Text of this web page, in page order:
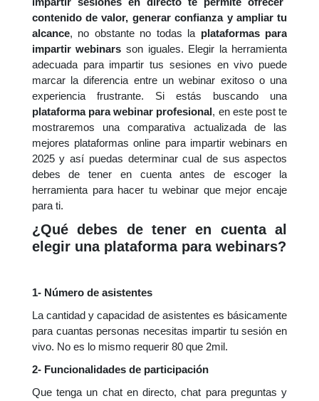
contenido de valor, generar confianza y ampliar tu
alcance, no obstante no todas la plataformas para
impartir webinars son iguales. Elegir la herramienta
adecuada para impartir tus sesiones en vivo puede
marcar la diferencia entre un webinar exitoso o una
experiencia frustrante. Si estás buscando una
plataforma para webinar profesional, en este post te
mostraremos una comparativa actualizada de las
mejores plataformas online para impartir webinars en
2025 y así puedas determinar cual de sus aspectos
debes de tener en cuentaantes de escoger la
herramienta para hacer tu webinar que mejor encaje
para ti.
¿Qué debes de tener en cuenta al
elegir una plataforma para webinars?
1- Número de asistentes
La cantidad y capacidad de asistentes es básicamente
para cuantas personas necesitas impartir tu sesión en
vivo. No es lo mismo requerir 80 que 2mil.
2- Funcionalidades de participación
Que tenga un chat en directo, chat para preguntas y